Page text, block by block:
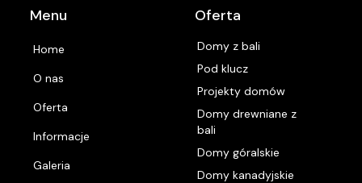
Menu
Home
O nas
Oferta
Informacje
Galeria
Oferta
Domy z bali
Pod klucz
Projekty domów
Domy drewniane z
bali
Domy góralskie
Domy kanadyjskie